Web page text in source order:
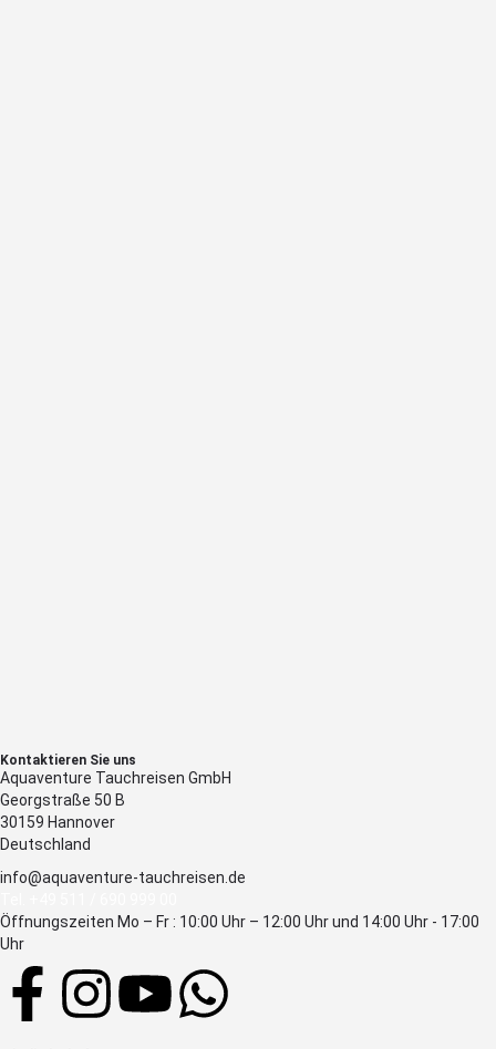
Kontaktieren Sie uns
Aquaventure Tauchreisen GmbH
Georgstraße 50 B
30159 Hannover
Deutschland
info@aquaventure-tauchreisen.de
Öffnungszeiten Mo – Fr : 10:00 Uhr – 12:00 Uhr und 14:00 Uhr - 17:00
Uhr